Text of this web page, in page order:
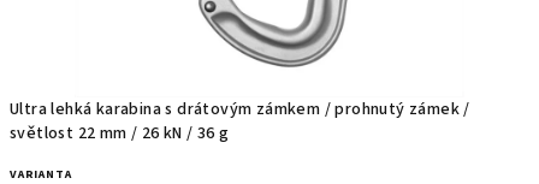
Ultra lehká karabina s drátovým zámkem / prohnutý zámek /
světlost 22 mm / 26 kN / 36 g
VARIANTA